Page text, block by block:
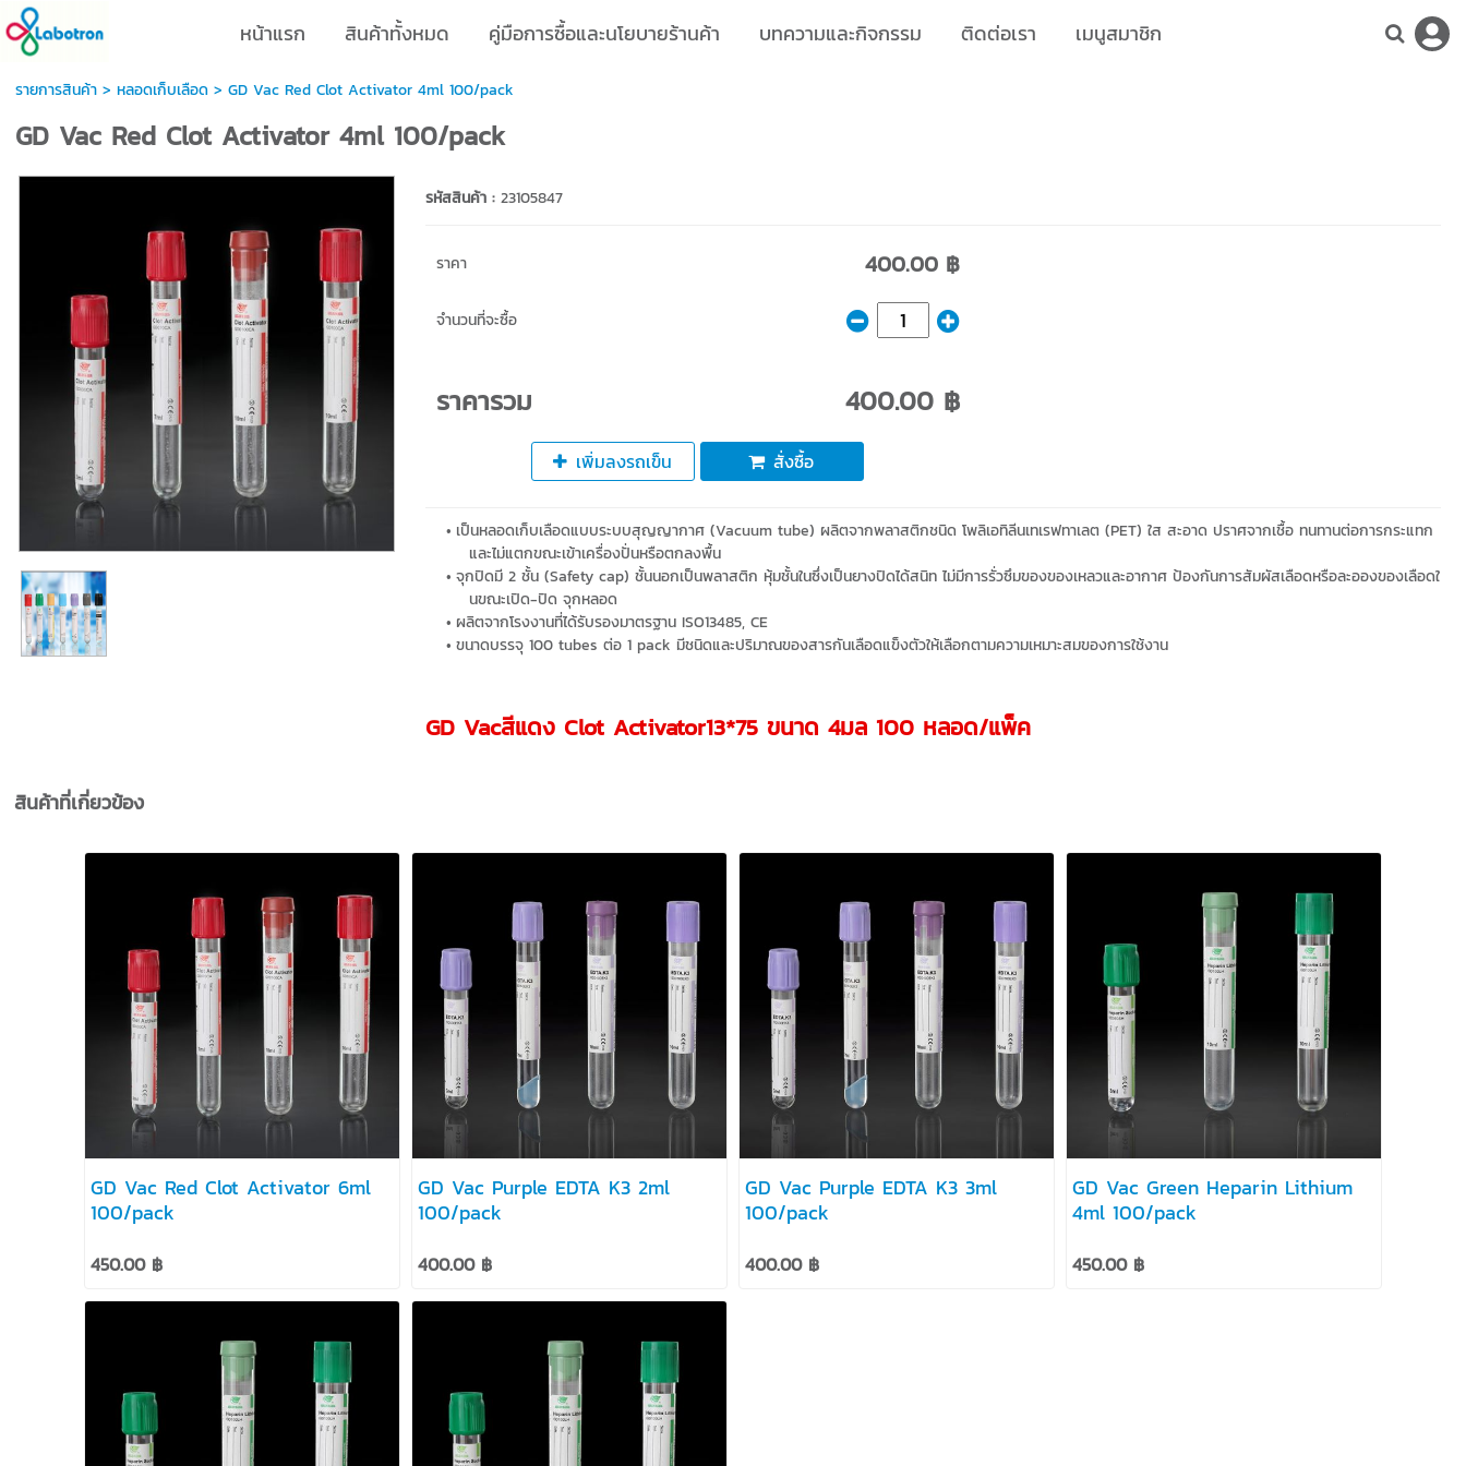
หน้าแรก สินค้าทั้งหมด คู่มือการซื้อและนโยบายร้านค้า บทความและกิจกรรม ติดต่อเรา เมนูสมาชิก
รายการสินค้า> หลอดเก็บเลือด> GD Vac Red Clot Activator 4ml 100/pack
GD Vac Red Clot Activator 4ml 100/pack
รหัสสินค้า : 23105847
ราคา 400.00 ฿
จำนวนที่จะซื้อ
ราคารวม 400.00 ฿
เพิ่มลงรถเข็น สั่งซื้อ
เป็นหลอดเก็บเลือดแบบระบบสุญญากาศ (Vacuum tube) ผลิตจากพลาสติกชนิด โพลิเอทิลีนเทเรฟทาเลต (PET) ใส สะอาด ปราศจากเชื้อ ทนทานต่อการกระแทก
และไม่แตกขณะเข้าเครื่องปั่นหรือตกลงพื้น
จุกปิดมี 2 ชั้น (Safety cap) ชั้นนอกเป็นพลาสติก หุ้มชั้นในซึ่งเป็นยางปิดได้สนิท ไม่มีการรั่วซึมของของเหลวและอากาศ ป้องกันการสัมผัสเลือดหรือละอองของเลือดใ
นขณะเปิด-ปิด จุกหลอด
ผลิตจากโรงงานที่ได้รับรองมาตรฐาน ISO13485, CE
ขนาดบรรจุ 100 tubes ต่อ 1 pack มีชนิดและปริมาณของสารกันเลือดแข็งตัวให้เลือกตามความเหมาะสมของการใช้งาน
GD Vacสีแดง Clot Activator13*75 ขนาด 4มล 100 หลอด/แพ็ค
สินค้าที่เกี่ยวข้อง
GD Vac Red Clot Activator 6ml
100/pack
450.00 ฿
GD Vac Purple EDTA K3 2ml
100/pack
400.00 ฿
GD Vac Purple EDTA K3 3ml
100/pack
400.00 ฿
GD Vac Green Heparin Lithium
4ml 100/pack
450.00 ฿